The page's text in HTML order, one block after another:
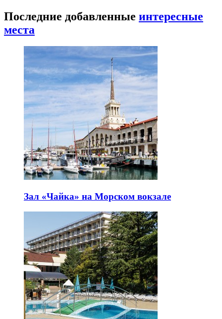
Последние добавленные интересные
места
Зал «Чайка» на Морском вокзале